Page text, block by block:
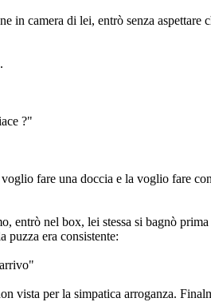
in camera di lei, entrò senza
?"
fare una doccia e la voglio fare
entrò nel box, lei stessa si bagnò
puzza era consistente:
vista per la simpatica arroganza.